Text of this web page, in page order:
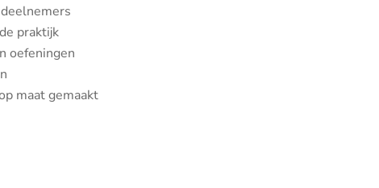
praktijk
oefeningen
maat gemaakt